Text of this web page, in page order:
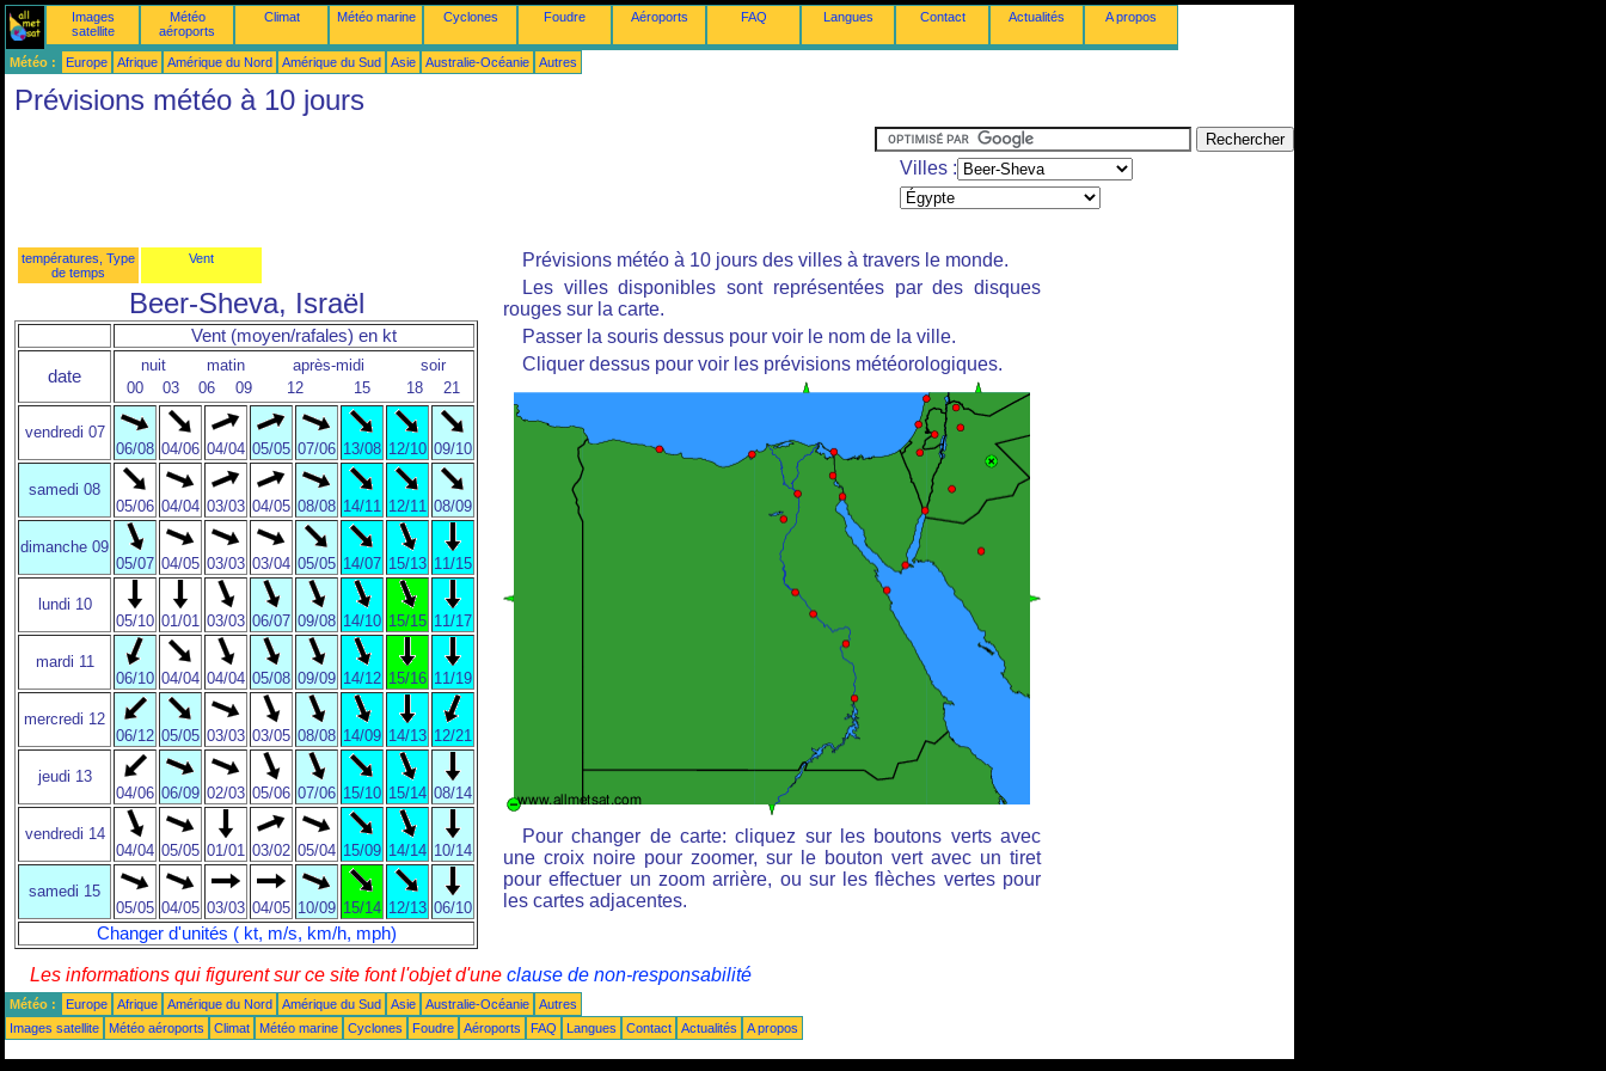
Images
satellite
Météo
aéroports
Climat Météo marine Cyclones Foudre Aéroports FAQ Langues Contact Actualités A propos
Météo : Europe Afrique Amérique du Nord Amérique du Sud Asie Australie-Océanie Autres
Prévisions météo à 10 jours
Villes :
températures, Type
de temps
Vent
Beer-Sheva, Israël
Vent (moyen/rafales) en kt
date
nuit matin après-midi
soir
00
03 06 09 12 15 18 21
vendredi 07
06/08 04/06 04/04 05/05 07/06 13/08 12/10 09/10
samedi 08
05/06 04/04 03/03 04/05 08/08 14/11 12/11 08/09
dimanche 09
05/07 04/05 03/03 03/04 05/05 14/07 15/13 11/15
lundi 10
05/10 01/01 03/03 06/07 09/08 14/10 15/15 11/17
mardi 11
06/10 04/04 04/04 05/08 09/09 14/12 15/16 11/19
mercredi 12
06/12 05/05 03/03 03/05 08/08 14/09 14/13 12/21
jeudi 13
04/06 06/09 02/03 05/06 07/06 15/10 15/14 08/14
vendredi 14
04/04 05/05 01/01 03/02 05/04 15/09 14/14 10/14
samedi 15
05/05 04/05 03/03 04/05 10/09 15/14 12/13 06/10
Changer d'unités ( kt, m/s, km/h, mph)
Prévisions météo à 10 jours des villes à travers le monde.
Les villes disponibles sont représentées par des disques
rouges sur la carte.
Passer la souris dessus pour voir le nom de la ville.
Cliquer dessus pour voir les prévisions météorologiques.
Pour changer de carte: cliquez sur les boutons verts avec
une croix noire pour zoomer, sur le bouton vert avec un tiret
pour effectuer un zoom arrière, ou sur les flèches vertes pour
les cartes adjacentes.
Les informations qui figurent sur ce site font l'objet d'une clause de non-responsabilité
Météo : Europe Afrique Amérique du Nord Amérique du Sud Asie Australie-Océanie
Autres
Images satellite
Météo aéroports Climat Météo marine Cyclones Foudre Aéroports FAQ Langues Contact Actualités A propos